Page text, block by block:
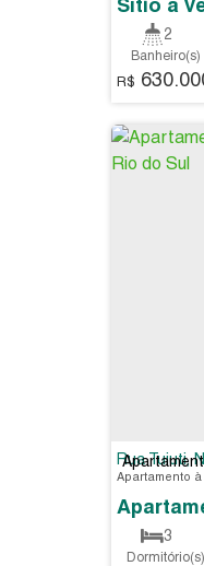
R$
2
Banheiro(s)
Rua Tuiuti,
3
Dormitório(s)